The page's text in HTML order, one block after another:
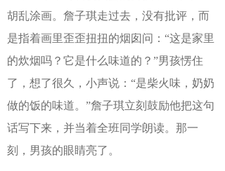
胡乱涂画。詹子琪走过去，没有批评，而
是指着画里歪歪扭扭的烟囱问：“这是家里
的炊烟吗？它是什么味道的？”男孩愣住
了，想了很久，小声说：“是柴火味，奶奶
做的饭的味道。”詹子琪立刻鼓励他把这句
话写下来，并当着全班同学朗读。那一
刻，男孩的眼睛亮了。